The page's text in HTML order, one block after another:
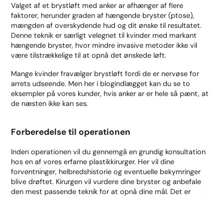
Valget af et brystløft med anker ar afhænger af flere
faktorer, herunder graden af hængende bryster (ptose),
mængden af overskydende hud og dit ønske til resultatet.
Denne teknik er særligt velegnet til kvinder med markant
hængende bryster, hvor mindre invasive metoder ikke vil
være tilstrækkelige til at opnå det ønskede løft.
Mange kvinder fravælger brystløft fordi de er nervøse for
arrets udseende. Men her i blogindlægget kan du se to
eksempler på vores kunder, hvis anker ar er hele så pænt, at
de næsten ikke kan ses.
Forberedelse til operationen
Inden operationen vil du gennemgå en grundig konsultation
hos en af vores erfarne plastikkirurger. Her vil dine
forventninger, helbredshistorie og eventuelle bekymringer
blive drøftet. Kirurgen vil vurdere dine bryster og anbefale
den mest passende teknik for at opnå dine mål. Det er